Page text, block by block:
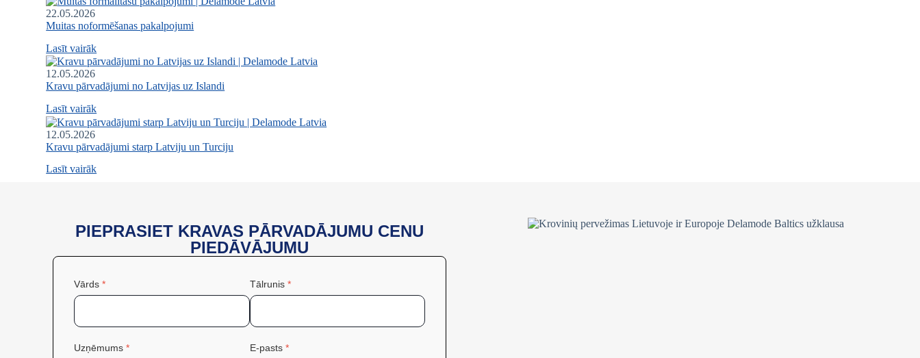
22.05.2026
Muitas noformēšanas pakalpojumi
Lasīt vairāk
12.05.2026
Kravu pārvadājumi no Latvijas uz Islandi
Lasīt vairāk
12.05.2026
Kravu pārvadājumi starp Latviju un Turciju
Lasīt vairāk
PIEPRASIET KRAVAS PĀRVADĀJUMU CENU
PIEDĀVĀJUMU
Vārds* Tālrunis *
Uzņēmums* E-pasts *